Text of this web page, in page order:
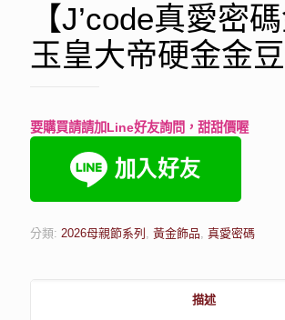
【J’code真愛密碼
玉皇大帝硬金金豆
要購買請請加Line好友詢問，甜甜價喔
分類: 2026母親節系列 , 黃金飾品, 真愛密碼
描述